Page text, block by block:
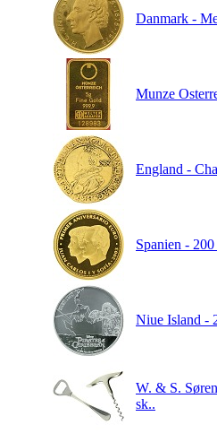
Danmark -
Munze
England -
Spanien -
Niue Island -
W. & S.
sk..